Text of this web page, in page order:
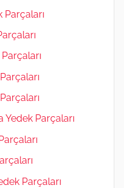
Parçaları
Yedek Parçaları
Parçaları